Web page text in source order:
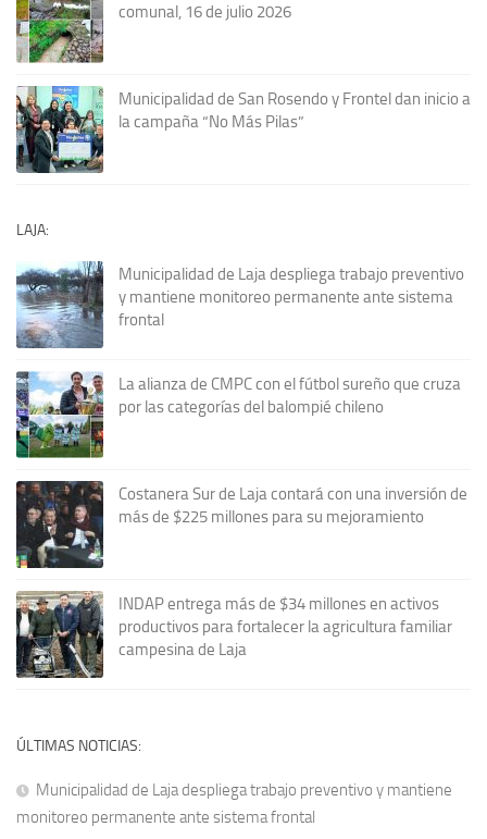
comunal, 16 de julio 2026
Municipalidad de San Rosendo y Frontel dan inicio a
la campaña “No Más Pilas”
LAJA:
Municipalidad de Laja despliega trabajo preventivo
y mantiene monitoreo permanente ante sistema
frontal
La alianza de CMPC con el fútbol sureño que cruza
por las categorías del balompié chileno
Costanera Sur de Laja contará con una inversión de
más de $225 millones para su mejoramiento
INDAP entrega más de $34 millones en activos
productivos para fortalecer la agricultura familiar
campesina de Laja
ÚLTIMAS NOTICIAS:
Municipalidad de Laja despliega trabajo preventivo y mantiene
monitoreo permanente ante sistema frontal